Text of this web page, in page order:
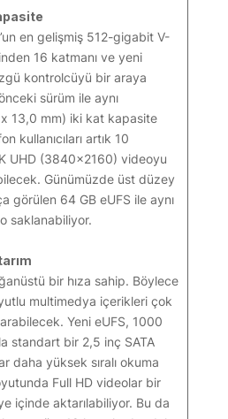
en gelişmiş 512-gigabit V-
16 katmanı ve yeni
kontrolcüyü bir araya
sürüm ile aynı
13,0 mm) iki kat kapasite
kullanıcıları artık 10
UHD (3840x2160) videoyu
Günümüzde üst düzey
görülen 64 GB eUFS ile aynı
saklanabiliyor.
bir hıza sahip. Böylece
multimedya içerikleri çok
Yeni eUFS, 1000
standart bir 2,5 inç SATA
daha yüksek sıralı okuma
Full HD videolar bir
içinde aktarılabiliyor. Bu da